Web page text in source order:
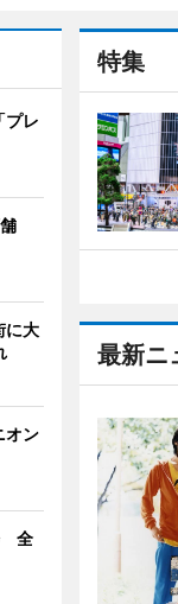
特集
最新ニ
プレ
に大
オン
全